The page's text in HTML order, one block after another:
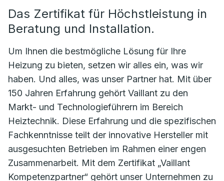
Das Zertifikat für Höchstleistung in
Beratung und Installation.
Um Ihnen die bestmögliche Lösung für Ihre
Heizung zu bieten, setzen wir alles ein, was wir
haben. Und alles, was unser Partner hat. Mit über
150 Jahren Erfahrung gehört Vaillant zu den
Markt- und Technologieführern im Bereich
Heiztechnik. Diese Erfahrung und die spezifischen
Fachkenntnisse teilt der innovative Hersteller mit
ausgesuchten Betrieben im Rahmen einer engen
Zusammenarbeit. Mit dem Zertifikat „Vaillant
Kompetenzpartner“ gehört unser Unternehmen zu